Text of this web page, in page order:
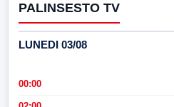
PALINSESTO TV
LUNEDI 03/08
00:00